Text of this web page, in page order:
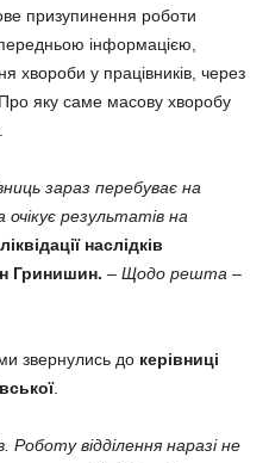
призупинення роботи
інформацією,
хвороби у працівників, через
яку саме масову хворобу
зараз перебуває на
очікує результатів на
наслідків
Гринишин. – Щодо решта –
звернулись до керівниці
.
Роботу відділення наразі не